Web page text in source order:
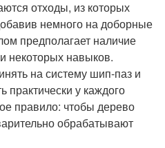
отходы, из которых
немного на доборные
предполагает наличие
некоторых навыков.
на систему шип-паз и
практически у каждого
правило: чтобы дерево
обрабатывают